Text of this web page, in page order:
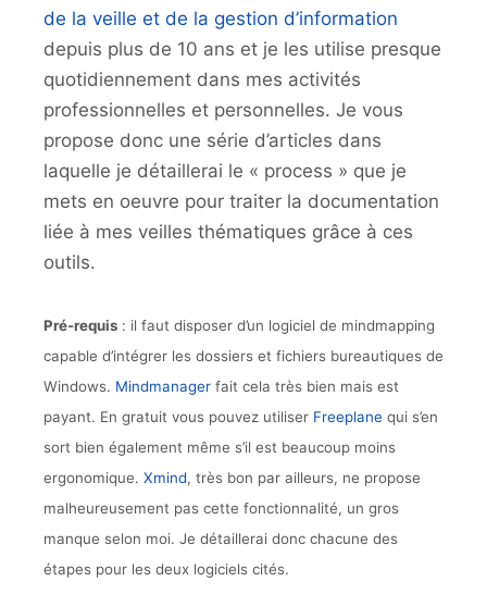
de la veille et de la gestion d’information
depuis plus de 10 ans et je les utilise presque
quotidiennement dans mes activités
professionnelles et personnelles. Je vous
propose donc une série d’articles dans
laquelle je détaillerai le « process » que je
mets en oeuvre pour traiter la documentation
liée à mes veilles thématiques grâce à ces
outils.
Pré-requis : il faut disposer d’un logiciel de mindmapping
capable d’intégrer les dossiers et fichiers bureautiques de
Windows. Mindmanager fait cela très bien mais est
payant. En gratuit vous pouvez utiliser Freeplane qui s’en
sort bien également même s’il est beaucoup moins
ergonomique. Xmind, très bon par ailleurs, ne propose
malheureusement pas cette fonctionnalité, un gros
manque selon moi. Je détaillerai donc chacune des
étapes pour les deux logiciels cités.